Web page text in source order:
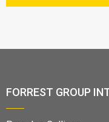
FORREST GROUP